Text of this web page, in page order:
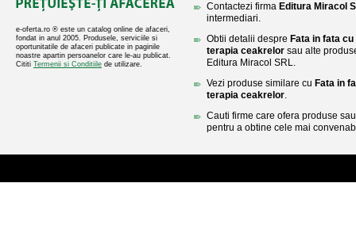
e-oferta.ro ® este un catalog online de afaceri,
fondat in anul 2005. Produsele, serviciile si
oportunitatile de afaceri publicate in paginile
noastre apartin persoanelor care le-au publicat.
Cititi Termenii si Conditiile de utilizare.
Contactezi firma Editura Miracol
intermediari.
Obtii detalii despre Fata in fata
terapia ceakrelor sau alte
Editura Miracol SRL.
Vezi produse similare cu Fata in
terapia ceakrelor.
Cauti firme care ofera produse
pentru a obtine cele mai